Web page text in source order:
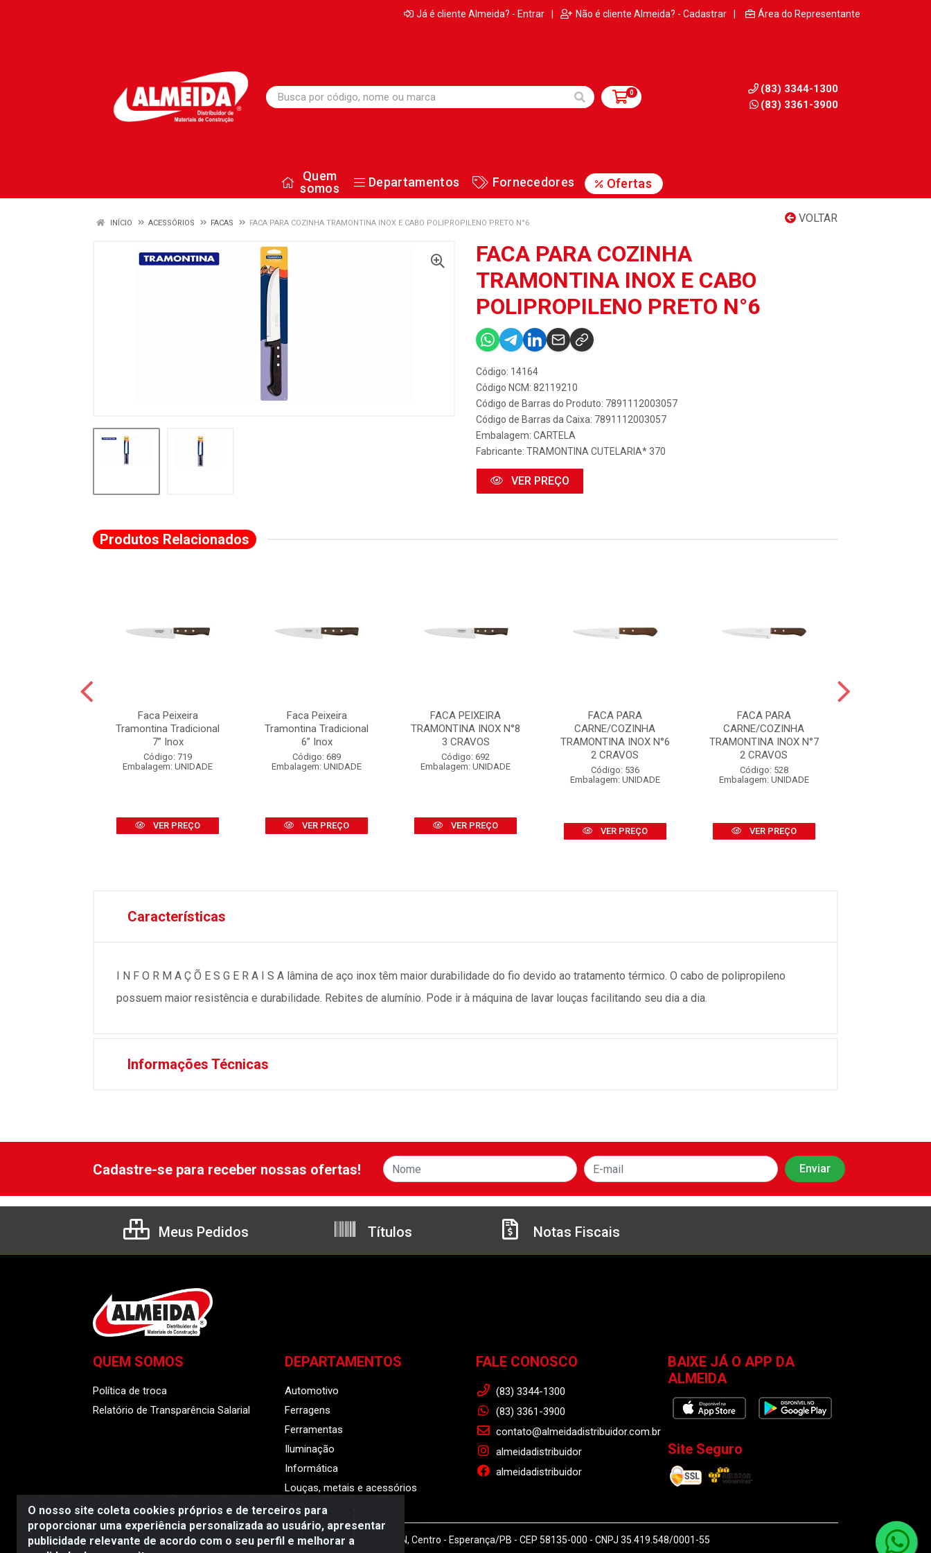
Já é cliente Almeida? - Entrar | Não é cliente Almeida? - Cadastrar | Área do Representante
0
(83) 3344-1300
(83) 3361-3900
Quem
somos
Departamentos Fornecedores Ofertas
VOLTAR
INÍCIO ACESSÓRIOS FACAS FACA PARA COZINHA TRAMONTINA INOX E CABO POLIPROPILENO PRETO N°6
FACA PARA COZINHA
TRAMONTINA INOX E CABO
POLIPROPILENO PRETO N°6
Código: 14164
Código NCM: 82119210
Código de Barras do Produto: 7891112003057
Código de Barras da Caixa: 7891112003057
Embalagem: CARTELA
Fabricante: TRAMONTINA CUTELARIA* 370
VER PREÇO
Produtos Relacionados
Faca Peixeira
Tramontina Tradicional
7” Inox
Código: 719
Embalagem: UNIDADE
VER PREÇO
Faca Peixeira
Tramontina Tradicional
6” Inox
Código: 689
Embalagem: UNIDADE
VER PREÇO
FACA PEIXEIRA
TRAMONTINA INOX N°8
3 CRAVOS
Código: 692
Embalagem: UNIDADE
VER PREÇO
FACA PARA
CARNE/COZINHA
TRAMONTINA INOX N°6
2 CRAVOS
Código: 536
Embalagem: UNIDADE
VER PREÇO
FACA PARA
CARNE/COZINHA
TRAMONTINA INOX N°7
2 CRAVOS
Código: 528
Embalagem: UNIDADE
VER PREÇO
Características
I N F O R M A Ç Õ E S G E R A I S A lâmina de aço inox têm maior durabilidade do fio devido ao tratamento térmico. O cabo de polipropileno
possuem maior resistência e durabilidade. Rebites de alumínio. Pode ir à máquina de lavar louças facilitando seu dia a dia.
Informações Técnicas
O nosso site coleta cookies próprios e de terceiros para
proporcionar uma experiência personalizada ao usuário, apresentar
publicidade relevante de acordo com o seu perfil e melhorar a
Cadastre-se para receber nossas ofertas!
Meus Pedidos Títulos Notas Fiscais
QUEM SOMOS
Política de troca
Relatório de Transparência Salarial
DEPARTAMENTOS
Automotivo
Ferragens
Ferramentas
Iluminação
Informática
Louças, metais e acessórios
FALE CONOSCO
(83) 3344-1300
(83) 3361-3900
contato@almeidadistribuidor.com.br
almeidadistribuidor
almeidadistribuidor
BAIXE JÁ O APP DA
ALMEIDA
Site Seguro
Almeida Distribuidor - Rodovia BR 104, S/N, Centro - Esperança/PB - CEP 58135-000 - CNPJ 35.419.548/0001-55